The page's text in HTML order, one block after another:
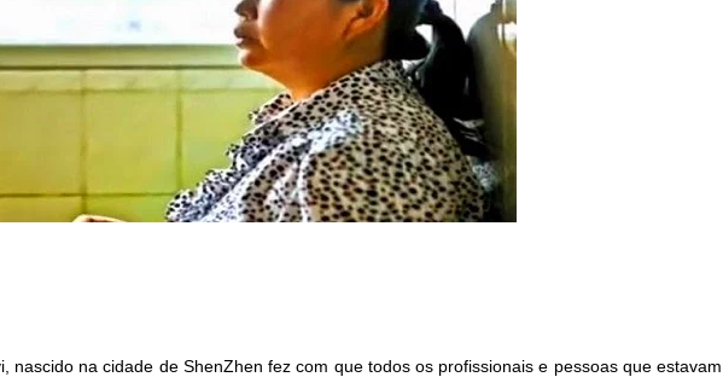
nascido na cidade de ShenZhen fez com que todos os profissionais e pessoas que estavam